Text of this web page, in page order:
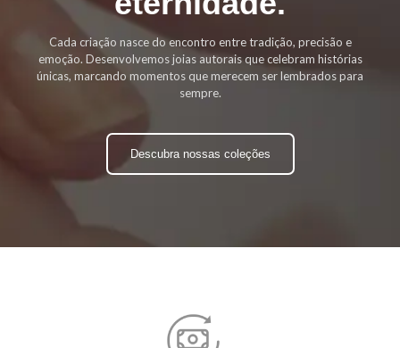
Cada criação nasce do encontro entre tradição, precisão e
emoção. Desenvolvemos joias autorais que celebram histórias
únicas, marcando momentos que merecem ser lembrados para
sempre.
Descubra nossas coleções